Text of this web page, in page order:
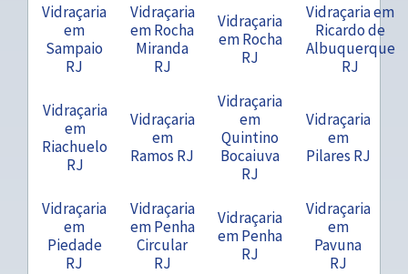
Vidraçaria
em
Sampaio
RJ
Vidraçaria
em Rocha
Miranda
RJ
Vidraçaria
em Rocha
RJ
Vidraçaria em
Ricardo de
Albuquerque
RJ
Vidraçaria
em
Riachuelo
RJ
Vidraçaria
em
Ramos RJ
Vidraçaria
em
Quintino
Bocaiuva
RJ
Vidraçaria
em
Pilares RJ
Vidraçaria
em
Piedade
RJ
Vidraçaria
em Penha
Circular
RJ
Vidraçaria
em Penha
RJ
Vidraçaria
em
Pavuna
RJ